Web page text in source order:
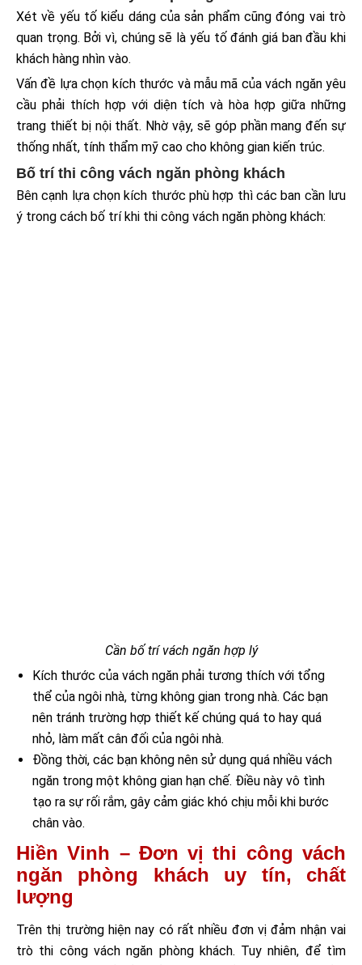
Xét về yếu tố kiểu dáng của sản phẩm cũng đóng vai trò
quan trọng. Bởi vì, chúng sẽ là yếu tố đánh giá ban đầu khi
khách hàng nhìn vào.
Vấn đề lựa chọn kích thước và mẫu mã của vách ngăn yêu
cầu phải thích hợp với diện tích và hòa hợp giữa những
trang thiết bị nội thất. Nhờ vậy, sẽ góp phần mang đến sự
thống nhất, tính thẩm mỹ cao cho không gian kiến trúc.
Bố trí thi công vách ngăn phòng khách
Bên cạnh lựa chọn kích thước phù hợp thì các ban cần lưu
ý trong cách bố trí khi thi công vách ngăn phòng khách:
Cần bố trí vách ngăn hợp lý
Kích thước của vách ngăn phải tương thích với tổng
thể của ngôi nhà, từng không gian trong nhà. Các bạn
nên tránh trường hợp thiết kế chúng quá to hay quá
nhỏ, làm mất cân đối của ngôi nhà.
Đồng thời, các bạn không nên sử dụng quá nhiều vách
ngăn trong một không gian hạn chế. Điều này vô tình
tạo ra sự rối rắm, gây cảm giác khó chịu mỗi khi bước
chân vào.
Hiền Vinh – Đơn vị thi công vách
ngăn phòng khách uy tín, chất
lượng
Trên thị trường hiện nay có rất nhiều đơn vị đảm nhận vai
trò thi công vách ngăn phòng khách. Tuy nhiên, để tìm